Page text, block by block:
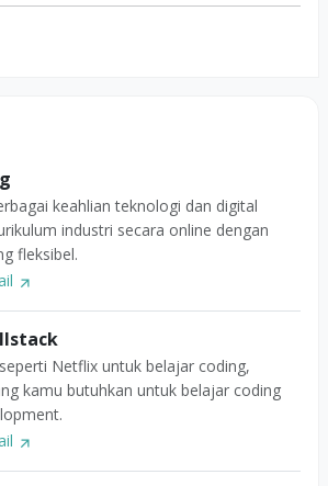
keahlian teknologi dan digital
industri secara online dengan
fleksibel.
Netflix untuk belajar coding,
kamu butuhkan untuk belajar coding